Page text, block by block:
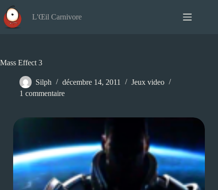
au
contenu
L'Œil Carnivore
Mass Effect 3
Silph décembre 14, 2011
Jeux video
1 commentaire